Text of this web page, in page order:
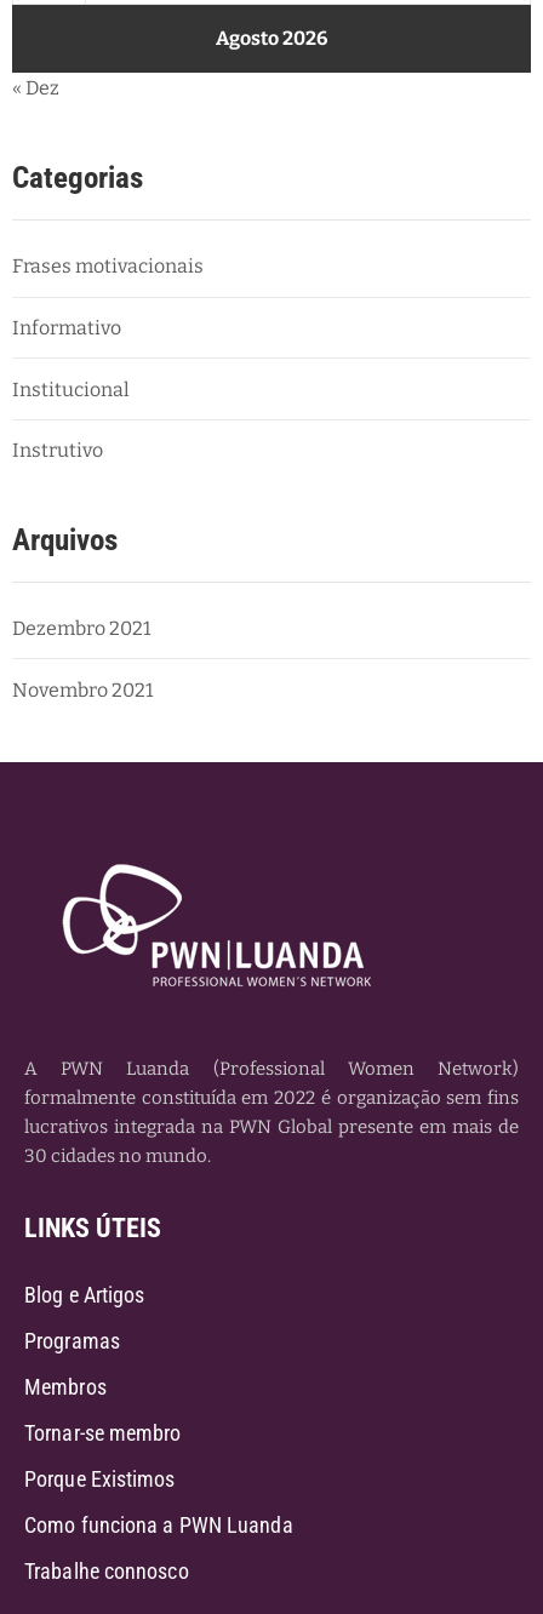
Agosto 2026
« Dez
Categorias
Frases motivacionais
Informativo
Institucional
Instrutivo
Arquivos
Dezembro 2021
Novembro 2021
A PWN Luanda (Professional Women Network)
formalmente constituída em 2022 é organização sem fins
lucrativos integrada na PWN Global presente em mais de
30 cidades no mundo.
LINKS ÚTEIS
Blog e Artigos
Programas
Membros
Tornar-se membro
Porque Existimos
Como funciona a PWN Luanda
Trabalhe connosco